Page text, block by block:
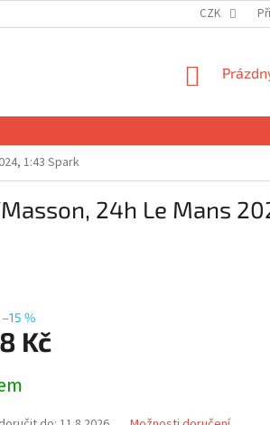
CZK
1:43 Spark
24h Le Mans
–15 %
Kč